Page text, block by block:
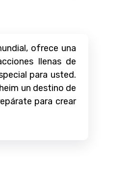
ofrece una
llenas de
para usted.
un destino de
para crear